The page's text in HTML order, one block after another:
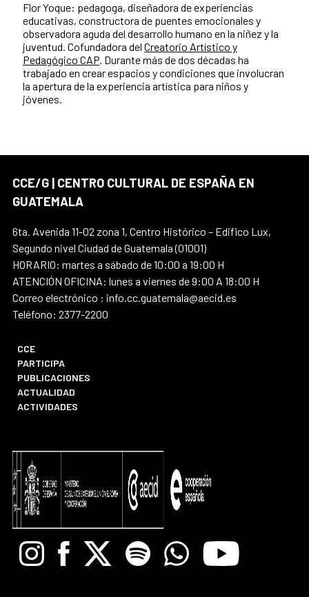
Flor Yoque: pedagoga, diseñadora de experiencias
educativas, constructora de puentes emocionales y
observadora aguda del desarrollo humano en la niñez y la
juventud. Cofundadora del Creatorio Artístico y
Pedagógico CAP. Durante más de dos décadas ha
trabajado en crear espacios y condiciones que involucran
la apertura de la experiencia artística para niños y
jóvenes.
CCE/G | CENTRO CULTURAL DE ESPAÑA EN
GUATEMALA
6ta. Avenida 11-02 zona 1, Centro Histórico – Edifico Lux,
Segundo nivel Ciudad de Guatemala (01001)
HORARIO: martes a sábado de 10:00 a 19:00 H
ATENCIÓN OFICINA: lunes a viernes de 9:00 A 18:00 H
Correo electrónico : info.cc.guatemala@aecid.es
Teléfono: 2377-2200
CCE
PARTICIPA
PUBLICACIONES
ACTUALIDAD
ACTIVIDADES
InstagramFacebook
X Spotify WhatsappYoutube